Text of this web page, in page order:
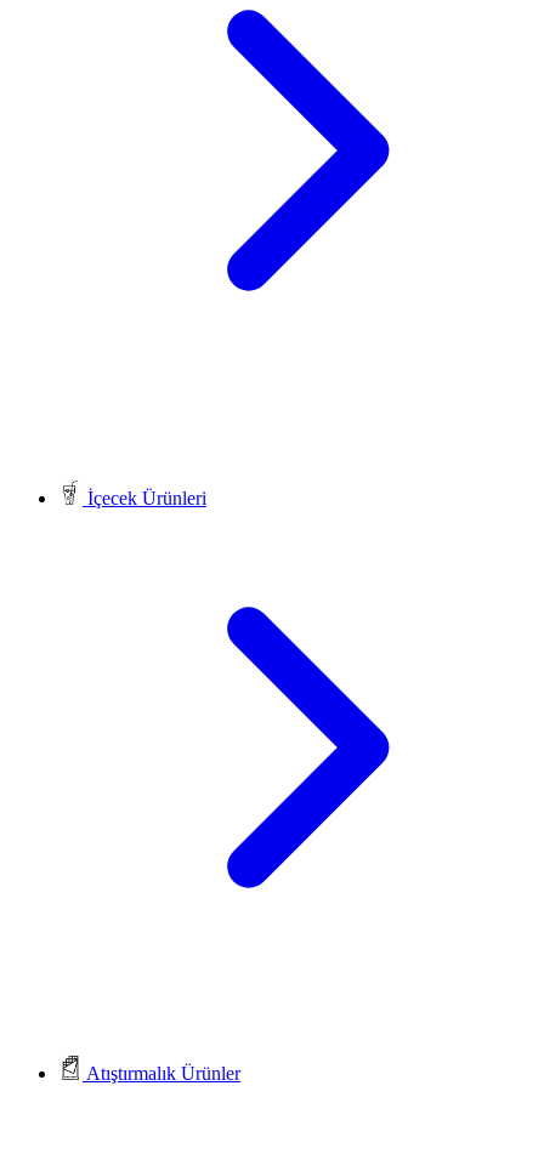
İçecek Ürünleri
Atıştırmalık Ürünler